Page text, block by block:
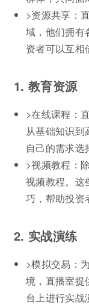
>资源共享：
域，他们拥有
资者可以互相
1. 教育资源
>在线课程：
从基础知识到
自己的需求选
>视频教程：
视频教程。这
巧，帮助投资
2. 实战演练
>模拟交易：
境，直播室提
台上进行实战